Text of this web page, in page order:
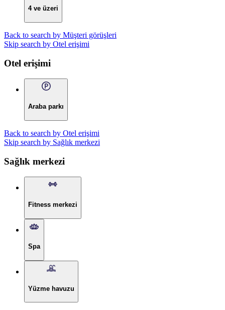
4 ve üzeri
Back to search by Müşteri görüşleri
Skip search by Otel erişimi
Otel erişimi
Araba parkı
Back to search by Otel erişimi
Skip search by Sağlık merkezi
Sağlık merkezi
Fitness merkezi
Spa
Yüzme havuzu